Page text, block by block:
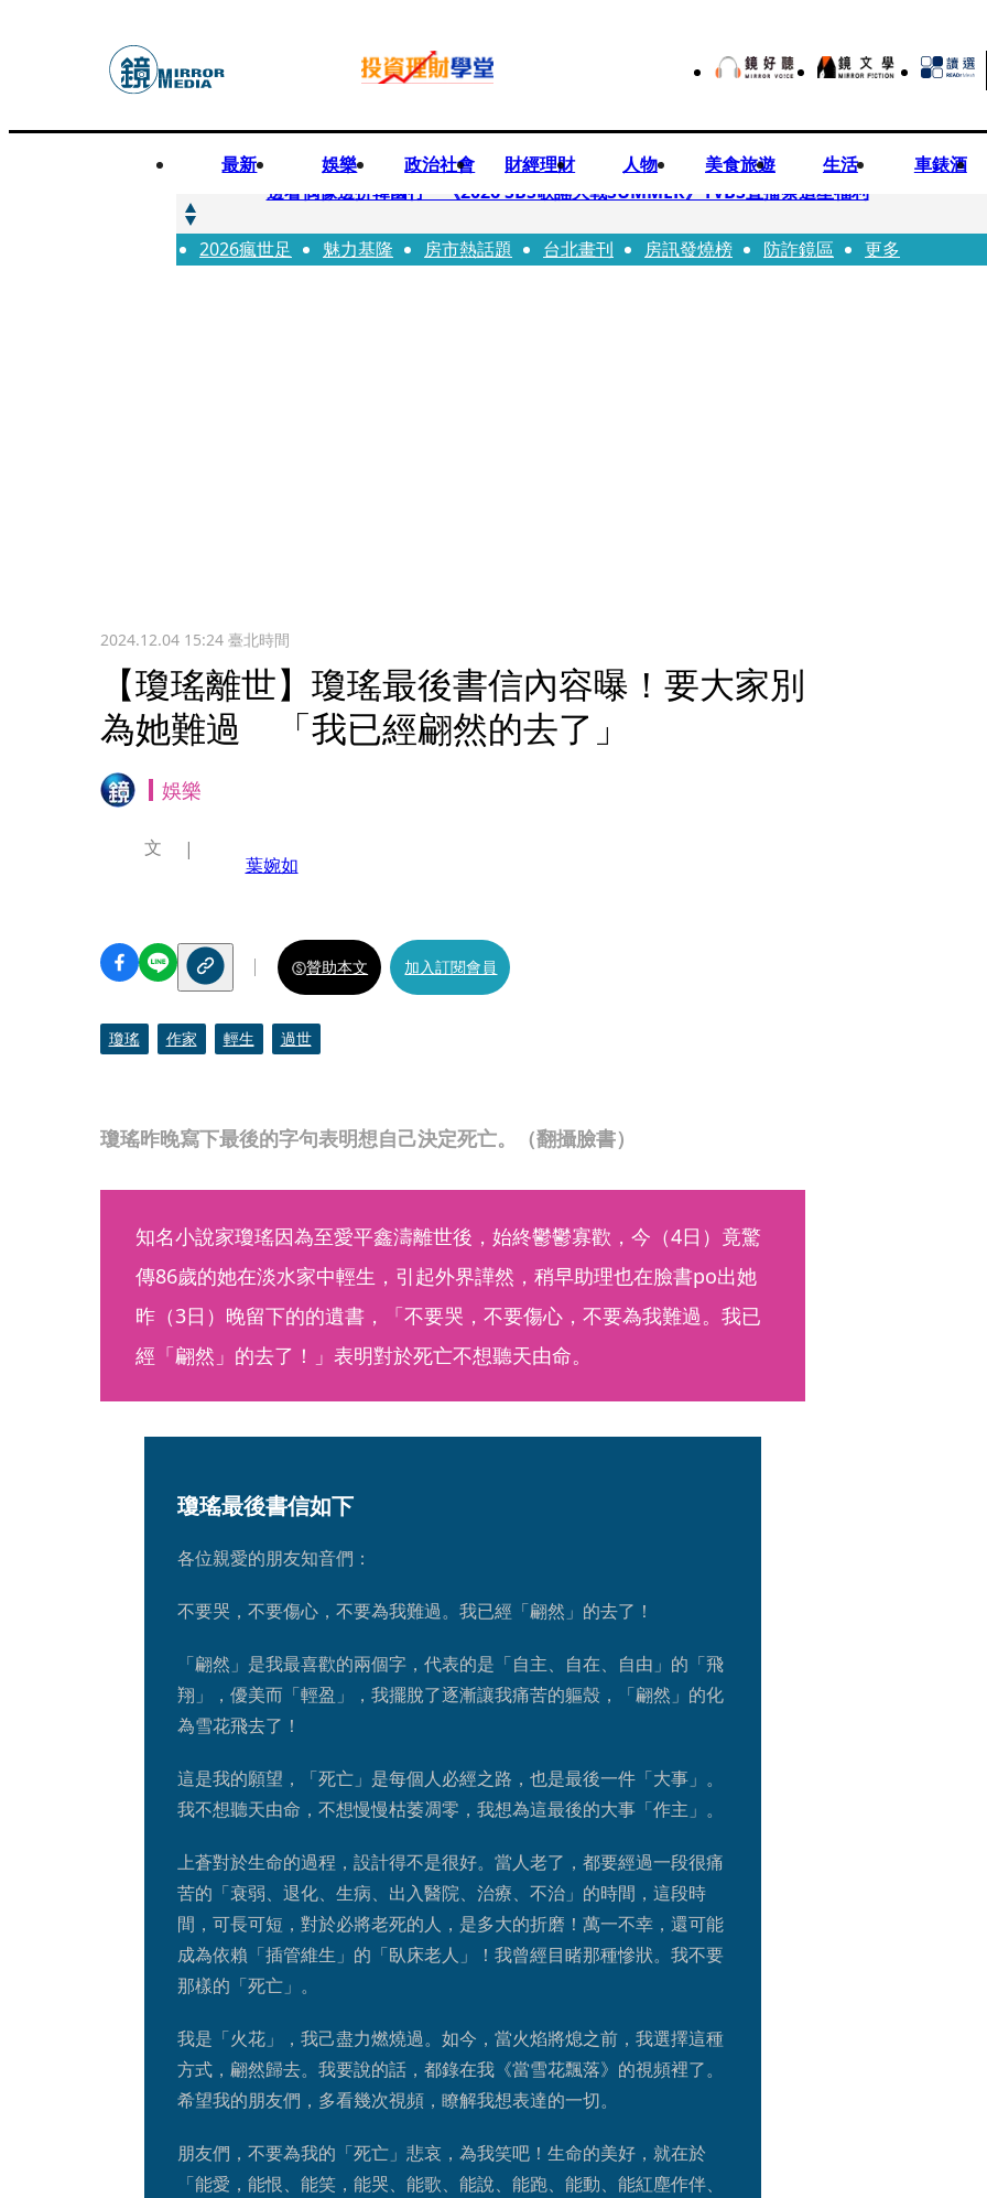
最新 娛樂 政治社會 財經理財 人物 美食旅遊 生活 車錶酒
快訊
邊看偶像邊拚韓國行 《2026 SBS歌謠大戰SUMMER》TVBS直播祭追星福利
快訊
代誌大條火急跳船？ 宏碁派任李文詳接掌兆基屋管2天就喊撤出！
2026瘋世足 魅力基隆 房市熱話題 台北畫刊 房訊發燒榜 防詐鏡區 更多
2024.12.04 15:24臺北時間
【瓊瑤離世】瓊瑤最後書信內容曝！要大家別
為她難過 「我已經翩然的去了」
娛樂
瓊瑤昨晚寫下最後的字句表明想自己決定死亡。（翻攝臉書）
文
葉婉如
贊助本文 加入訂閱會員
瓊瑤 作家 輕生 過世
知名小說家瓊瑤因為至愛平鑫濤離世後，始終鬱鬱寡歡，今（4日）竟驚
傳86歲的她在淡水家中輕生，引起外界譁然，稍早助理也在臉書po出她
昨（3日）晚留下的的遺書，「不要哭，不要傷心，不要為我難過。我已
經「翩然」的去了！」表明對於死亡不想聽天由命。
瓊瑤最後書信如下
各位親愛的朋友知音們：
不要哭，不要傷心，不要為我難過。我已經「翩然」的去了！
「翩然」是我最喜歡的兩個字，代表的是「自主、自在、自由」的「飛
翔」，優美而「輕盈」，我擺脫了逐漸讓我痛苦的軀殼，「翩然」的化
為雪花飛去了！
這是我的願望，「死亡」是每個人必經之路，也是最後一件「大事」。
我不想聽天由命，不想慢慢枯萎凋零，我想為這最後的大事「作主」。
上蒼對於生命的過程，設計得不是很好。當人老了，都要經過一段很痛
苦的「衰弱、退化、生病、出入醫院、治療、不治」的時間，這段時
間，可長可短，對於必將老死的人，是多大的折磨！萬一不幸，還可能
成為依賴「插管維生」的「臥床老人」！我曾經目睹那種慘狀。我不要
那樣的「死亡」。
我是「火花」，我己盡力燃燒過。如今，當火焰將熄之前，我選擇這種
方式，翩然歸去。我要說的話，都錄在我《當雪花飄落》的視頻裡了。
希望我的朋友們，多看幾次視頻，瞭解我想表達的一切。
朋友們，不要為我的「死亡」悲哀，為我笑吧！生命的美好，就在於
「能愛，能恨、能笑，能哭、能歌、能說、能跑、能動、能紅塵作伴、